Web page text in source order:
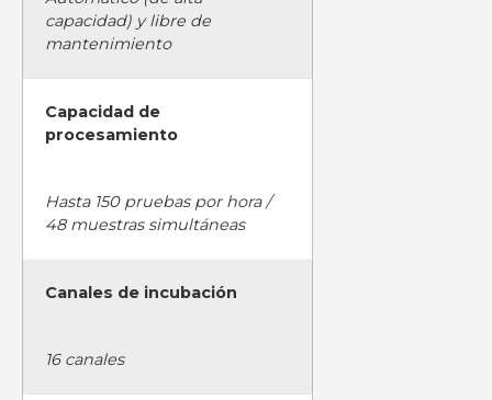
capacidad) y libre de
mantenimiento
Capacidad de
procesamiento
Hasta 150 pruebas por hora /
48 muestras simultáneas
Canales de incubación
16 canales